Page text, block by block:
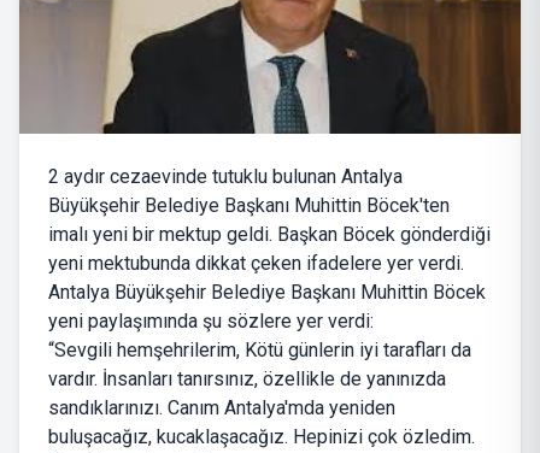
2 aydır cezaevinde tutuklu bulunan Antalya
Büyükşehir Belediye Başkanı Muhittin Böcek'ten
imalı yeni bir mektup geldi. Başkan Böcek gönderdiği
yeni mektubunda dikkat çeken ifadelere yer verdi.
Antalya Büyükşehir Belediye Başkanı Muhittin Böcek
yeni paylaşımında şu sözlere yer verdi:
“Sevgili hemşehrilerim, Kötü günlerin iyi tarafları da
vardır. İnsanları tanırsınız, özellikle de yanınızda
sandıklarınızı. Canım Antalya'mda yeniden
buluşacağız, kucaklaşacağız. Hepinizi çok özledim.